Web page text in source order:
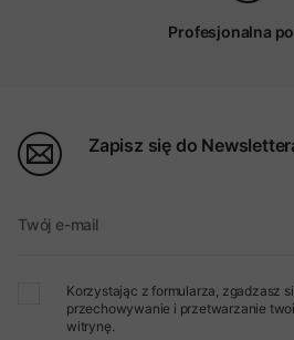
Profesjonalna
Zapisz się do
Twój e-mail
Korzystając z formularza, zgadzasz
przechowywanie i przetwarzanie
witrynę.